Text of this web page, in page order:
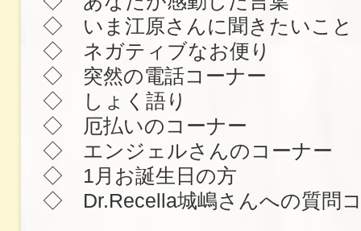
◇ いま江原さんに聞きたいこと
◇ ネガティブなお便り
◇ 突然の電話コーナー
◇ しょく語り
◇ 厄払いのコーナー
◇ エンジェルさんのコーナー
◇ 1月お誕生日の方
◇ Dr.Recella城嶋さんへの質問